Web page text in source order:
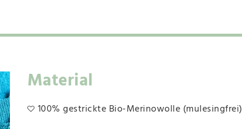
Material
100% gestrickte Bio-Merinowolle (mulesingfrei)